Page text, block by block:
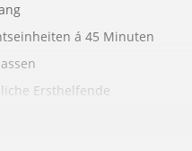
á 45 Minuten
Ersthelfende